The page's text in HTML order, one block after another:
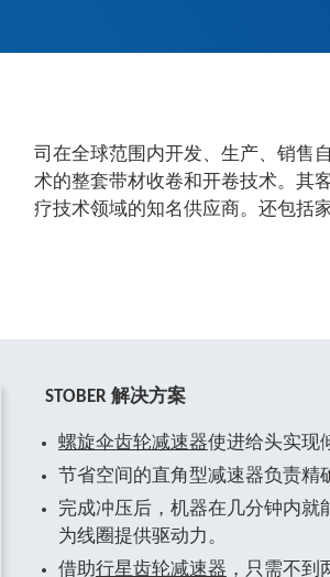
疗技术领域的知名供应商。还包括
STOBER 解决方案
螺旋伞齿轮减速器使进给头实现
节省空间的直角型减速器负责精
完成冲压后，机器在几分钟内就
为线圈提供驱动力。
借助行星齿轮减速器 ，只需不